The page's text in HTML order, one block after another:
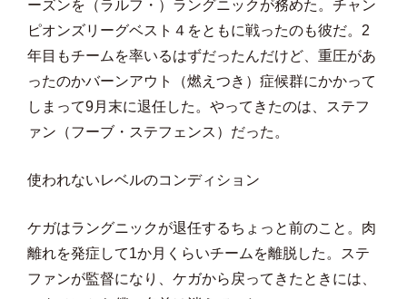
ーズンを（ラルフ・）ラングニックが務めた。チャン
ピオンズリーグベスト４をともに戦ったのも彼だ。2
年目もチームを率いるはずだったんだけど、重圧があ
ったのかバーンアウト（燃えつき）症候群にかかって
しまって9月末に退任した。やってきたのは、ステフ
ァン（フーブ・ステフェンス）だった。
使われないレベルのコンディション
ケガはラングニックが退任するちょっと前のこと。肉
離れを発症して1か月くらいチームを離脱した。ステ
ファンが監督になり、ケガから戻ってきたときには、